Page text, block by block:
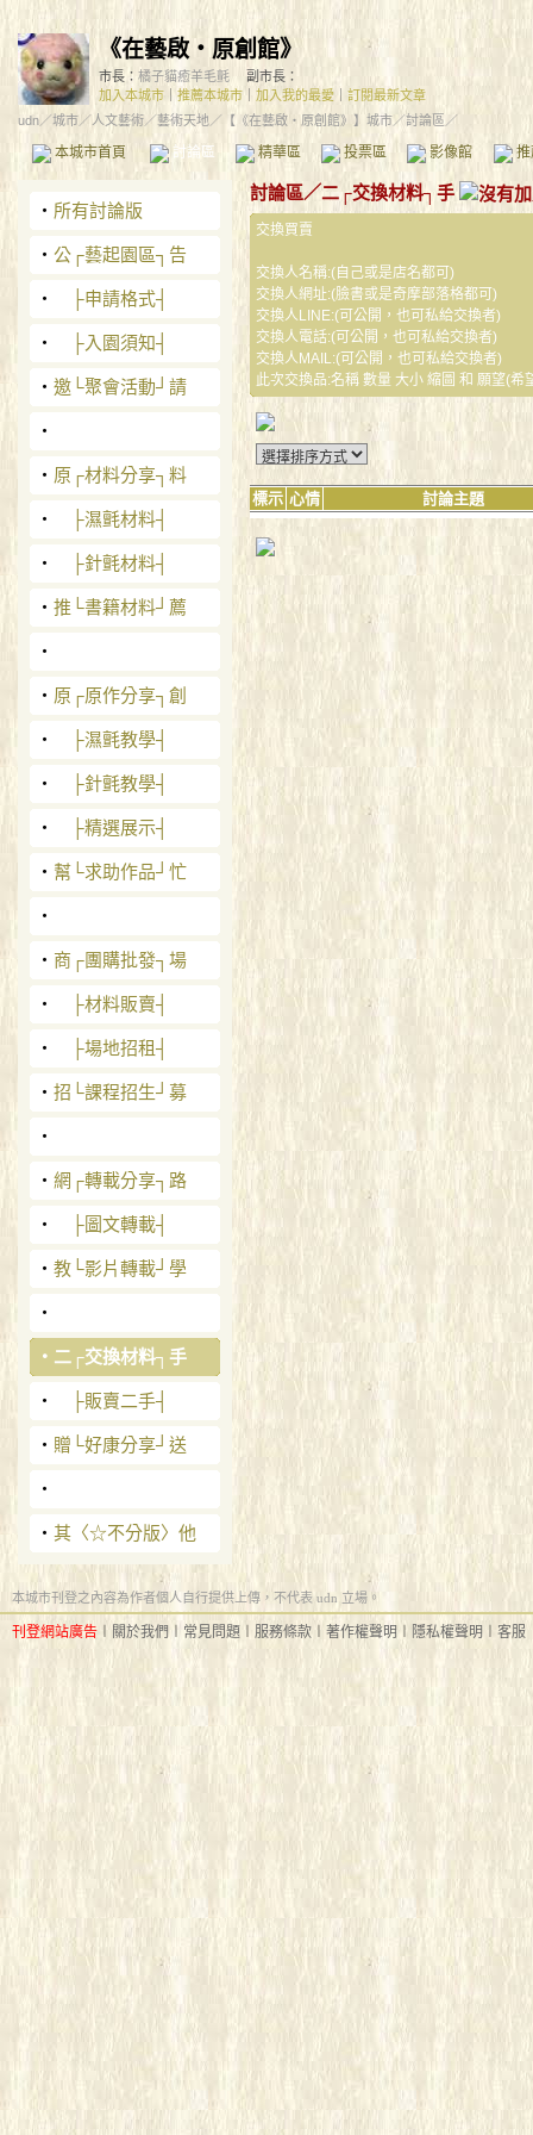
《在藝啟‧原創館》
市長： 橘子貓癒羊毛氈
副市長：
加入本城市
推薦本城市 加入我的最愛
訂閱最新文章
udn／城市／人文藝術／藝術天地／ 【《在藝啟‧原創館》】城市／討論區／
本城市首頁 討論區 精華區 投票區 影像館
‧ 所有討論版
‧ 公┌藝起園區┐告
‧ ├申請格式┤
‧ ├入園須知┤
‧ 邀└聚會活動┘請
‧
‧ 原┌材料分享┐料
‧ ├濕氈材料┤
‧ ├針氈材料┤
‧ 推└書籍材料┘薦
‧
‧ 原┌原作分享┐創
‧ ├濕氈教學┤
‧ ├針氈教學┤
‧ ├精選展示┤
‧ 幫└求助作品┘忙
‧
‧ 商┌團購批發┐場
‧ ├材料販賣┤
‧ ├場地招租┤
‧ 招└課程招生┘募
‧
‧ 網┌轉載分享┐路
‧ ├圖文轉載┤
‧ 教└影片轉載┘學
‧
‧ 二┌交換材料┐手
‧ ├販賣二手┤
‧ 贈└好康分享┘送
‧
‧ 其〈☆不分版〉他
討論區／二┌交換材料┐手
交換買賣
交換人名稱:(自己或是店名都可)
交換人網址:(臉書或是奇摩部落格都可)
交換人LINE:(可公開，也可私給交換者)
交換人電話:(可公開，也可私給交換者)
交換人MAIL:(可公開，也可私給交換者)
此次交換品:名稱 數量 大小 縮圖 和 願望(希
標示 心情 討論主題
本城市刊登之內容為作者個人自行提供上傳，不代表 udn 立場。
刊登網站廣告 關於我們 常見問題 服務條款 著作權聲明 隱私權聲明 客服